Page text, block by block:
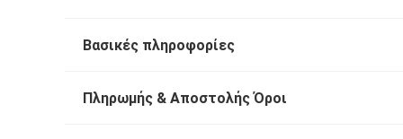
Βασικές πληροφορίες
Πληρωμής & Αποστολής Όροι